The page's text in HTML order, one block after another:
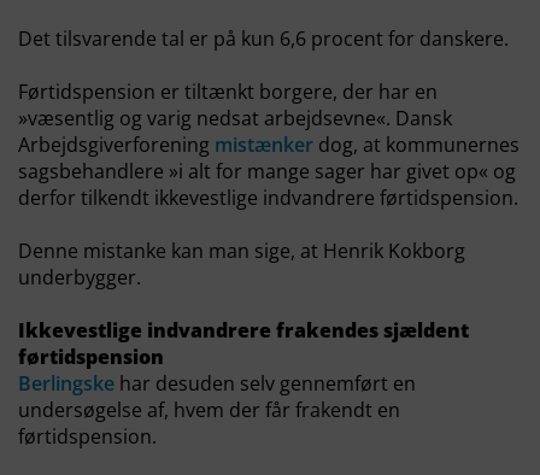
Det tilsvarende tal er på kun 6,6 procent for danskere.
Førtidspension er tiltænkt borgere, der har en
»væsentlig og varig nedsat arbejdsevne«. Dansk
Arbejdsgiverforening mistænker dog, at kommunernes
sagsbehandlere »i alt for mange sager har givet op« og
derfor tilkendt ikkevestlige indvandrere førtidspension.
Denne mistanke kan man sige, at Henrik Kokborg
underbygger.
Ikkevestlige indvandrere frakendes sjældent
førtidspension
Berlingske har desuden selv gennemført en
undersøgelse af, hvem der får frakendt en
førtidspension.